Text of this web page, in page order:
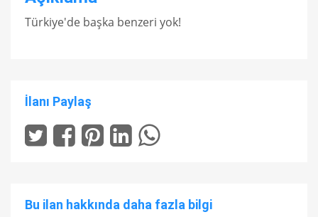
Türkiye'de başka benzeri yok!
İlanı Paylaş
Bu ilan hakkında daha fazla bilgi